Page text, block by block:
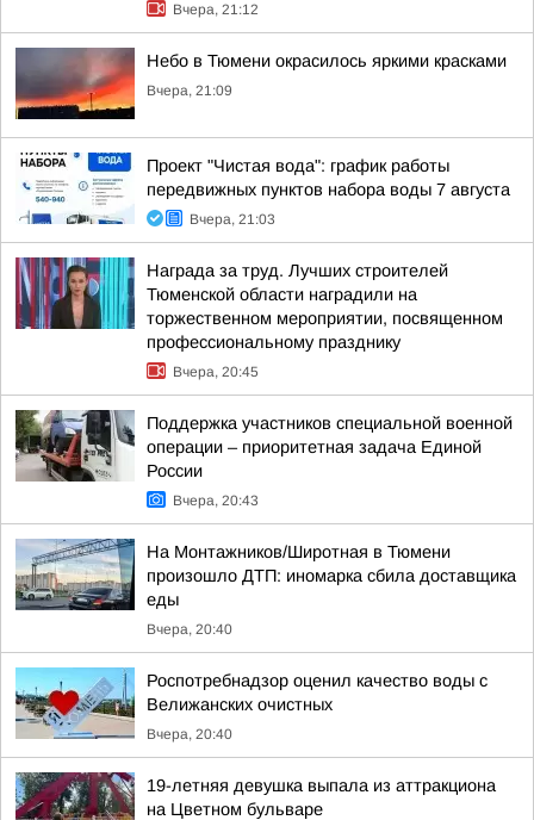
Вчера, 21:12
Небо в Тюмени окрасилось яркими красками
Вчера, 21:09
Проект "Чистая вода": график работы
передвижных пунктов набора воды 7 августа
Вчера, 21:03
Награда за труд. Лучших строителей
Тюменской области наградили на
торжественном мероприятии, посвященном
профессиональному празднику
Вчера, 20:45
Поддержка участников специальной военной
операции – приоритетная задача Единой
России
Вчера, 20:43
На Монтажников/Широтная в Тюмени
произошло ДТП: иномарка сбила доставщика
еды
Вчера, 20:40
Роспотребнадзор оценил качество воды с
Велижанских очистных
Вчера, 20:40
19-летняя девушка выпала из аттракциона
на Цветном бульваре